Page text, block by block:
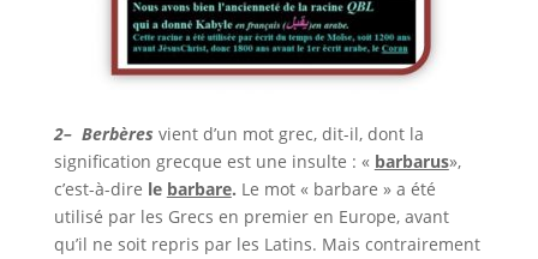
2– Berbères vient d’un mot grec, dit-il, dont la
signification grecque est une insulte : « barbarus»,
c’est-à-dire le barbare. Le mot « barbare » a été
utilisé par les Grecs en premier en Europe, avant
qu’il ne soit repris par les Latins. Mais contrairement